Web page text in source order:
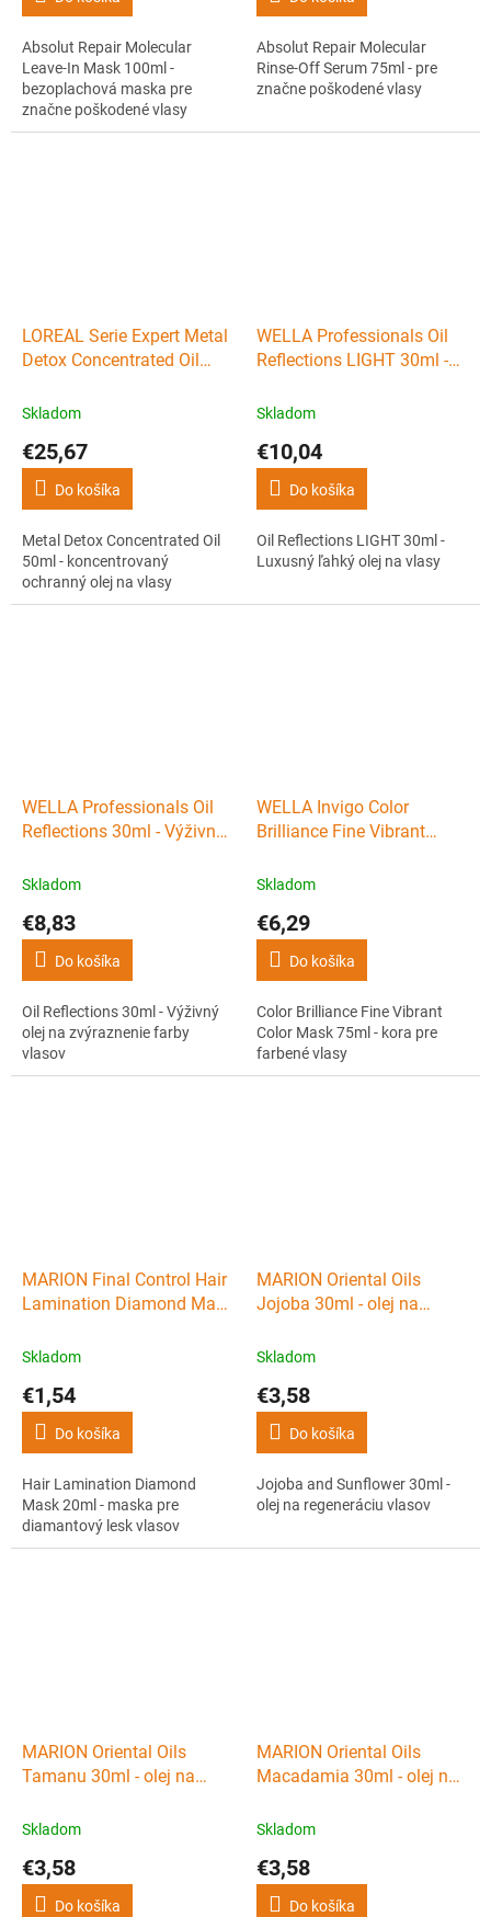
Absolut Repair Molecular
Leave-In Mask 100ml -
bezoplachová maska pre
značne poškodené vlasy
Absolut Repair Molecular
Rinse-Off Serum 75ml - pre
značne poškodené vlasy
LOREAL Serie Expert Metal
Detox Concentrated Oil
ochranný olej na vlasy
Skladom
€25,67
Do košíka
Metal Detox Concentrated Oil
50ml - koncentrovaný
ochranný olej na vlasy
WELLA Professionals Oil
Reflections LIGHT 30ml -
vlasy
Skladom
€10,04
Do košíka
Oil Reflections LIGHT 30ml -
Luxusný ľahký olej na vlasy
WELLA Professionals Oil
Reflections 30ml - Výživný
vlasov
Skladom
€8,83
Do košíka
Oil Reflections 30ml - Výživný
olej na zvýraznenie farby
vlasov
WELLA Invigo Color
Brilliance Fine Vibrant
farbené vlasy
Skladom
€6,29
Do košíka
Color Brilliance Fine Vibrant
Color Mask 75ml - kora pre
farbené vlasy
MARION Final Control Hair
Lamination Diamond Mask
diamantový lesk vlasov
Skladom
€1,54
Do košíka
Hair Lamination Diamond
Mask 20ml - maska pre
diamantový lesk vlasov
MARION Oriental Oils
Jojoba 30ml - olej na
Skladom
€3,58
Do košíka
Jojoba and Sunflower 30ml -
olej na regeneráciu vlasov
MARION Oriental Oils
Tamanu 30ml - olej na
Skladom
€3,58
Do košíka
MARION Oriental Oils
Macadamia 30ml - olej na
Skladom
€3,58
Do košíka